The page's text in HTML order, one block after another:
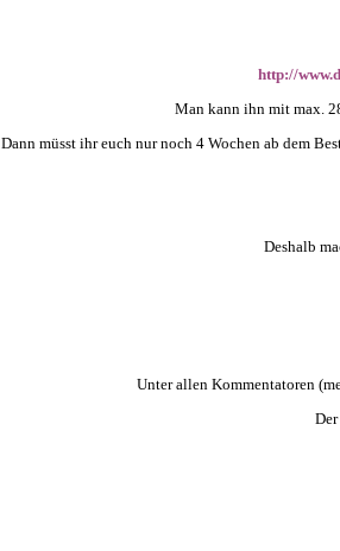
http://
Man kann ihn mit max.
Dann müsst ihr euch nur noch 4 Wochen ab dem
Deshalb
Unter allen Kommentatoren